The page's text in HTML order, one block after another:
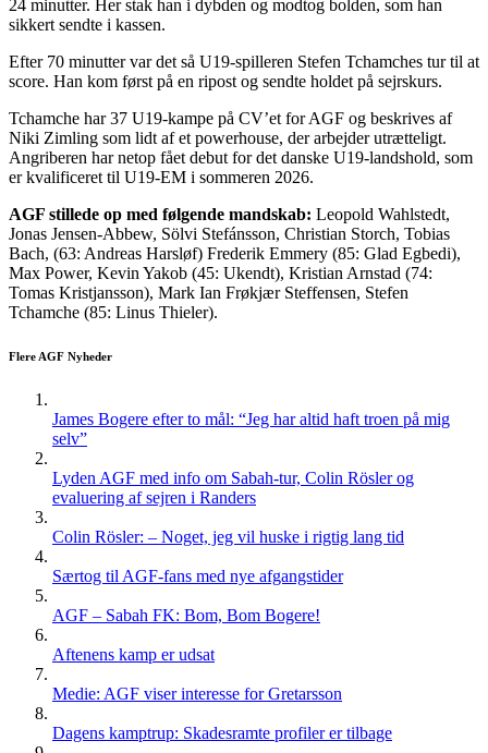
24 minutter. Her stak han i dybden og modtog bolden, som han
sikkert sendte i kassen.
Efter 70 minutter var det så U19-spilleren Stefen Tchamches tur til at
score. Han kom først på en ripost og sendte holdet på sejrskurs.
Tchamche har 37 U19-kampe på CV’et for AGF og beskrives af
Niki Zimling som lidt af et powerhouse, der arbejder utrætteligt.
Angriberen har netop fået debut for det danske U19-landshold, som
er kvalificeret til U19-EM i sommeren 2026.
AGF stillede op med følgende mandskab: Leopold Wahlstedt,
Jonas Jensen-Abbew, Sölvi Stefánsson, Christian Storch, Tobias
Bach, (63: Andreas Harsløf) Frederik Emmery (85: Glad Egbedi),
Max Power, Kevin Yakob (45: Ukendt), Kristian Arnstad (74:
Tomas Kristjansson), Mark Ian Frøkjær Steffensen, Stefen
Tchamche (85: Linus Thieler).
Flere AGF Nyheder
James Bogere efter to mål: “Jeg har altid haft troen på mig
selv”
Lyden AGF med info om Sabah-tur, Colin Rösler og
evaluering af sejren i Randers
Colin Rösler: – Noget, jeg vil huske i rigtig lang tid
Særtog til AGF-fans med nye afgangstider
AGF – Sabah FK: Bom, Bom Bogere!
Aftenens kamp er udsat
Medie: AGF viser interesse for Gretarsson
Dagens kamptrup: Skadesramte profiler er tilbage